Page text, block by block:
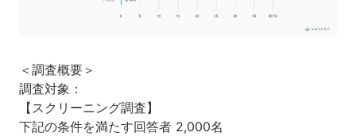
＜調査概要＞
調査対象：
【スクリーニング調査】
下記の条件を満たす回答者 2,000名